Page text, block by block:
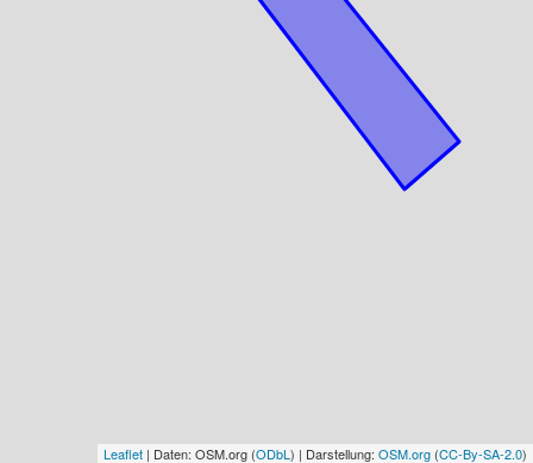
Leaflet | Daten: OSM.org (ODbL ) | Darstellung: OSM.org (CC-By-SA-2.0)